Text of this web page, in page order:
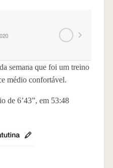
semana que foi um treino
médio confortável.
de 6’43”, em 53:48